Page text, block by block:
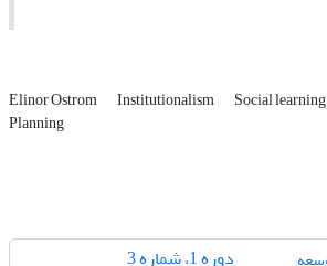
Elinor Ostrom Institutionalism Social learning
Planning
دوره 1، شماره 3